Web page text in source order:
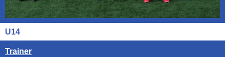
U14
Trainer